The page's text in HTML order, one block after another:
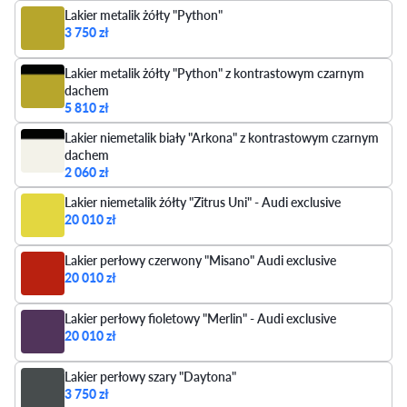
Lakier metalik żółty "Python"
3 750 zł
Lakier metalik żółty "Python" z kontrastowym czarnym
dachem
5 810 zł
Lakier niemetalik biały "Arkona" z kontrastowym czarnym
dachem
2 060 zł
Lakier niemetalik żółty "Zitrus Uni" - Audi exclusive
20 010 zł
Lakier perłowy czerwony "Misano" Audi exclusive
20 010 zł
Lakier perłowy fioletowy "Merlin" - Audi exclusive
20 010 zł
Lakier perłowy szary "Daytona"
3 750 zł